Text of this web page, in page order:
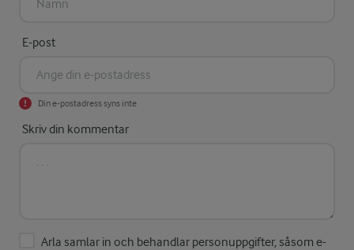
E-post
Din e-postadress syns inte
Skriv din kommentar
Arla samlar in och behandlar personuppgifter, såsom e-